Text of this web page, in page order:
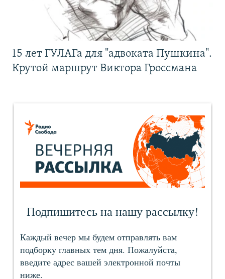
15 лет ГУЛАГа для "адвоката Пушкина".
Крутой маршрут Виктора Гроссмана